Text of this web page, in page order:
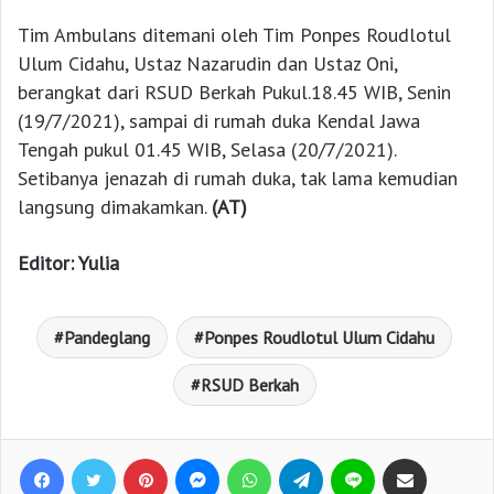
Tim Ambulans ditemani oleh Tim Ponpes Roudlotul
Ulum Cidahu, Ustaz Nazarudin dan Ustaz Oni,
berangkat dari RSUD Berkah Pukul.18.45 WIB, Senin
(19/7/2021), sampai di rumah duka Kendal Jawa
Tengah pukul 01.45 WIB, Selasa (20/7/2021).
Setibanya jenazah di rumah duka, tak lama kemudian
langsung dimakamkan. (AT)
Editor: Yulia
Pandeglang Ponpes Roudlotul Ulum Cidahu
RSUD Berkah